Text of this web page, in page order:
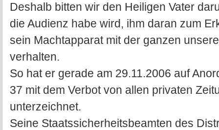
Deshalb bitten wir den Heiligen Vater
die Audienz habe wird, ihm daran zum
sein Machtapparat mit der ganzen
verhalten.
So hat er gerade am 29.11.2006 auf
37 mit dem Verbot von allen privaten
unterzeichnet.
Seine Staatssicherheitsbeamten des